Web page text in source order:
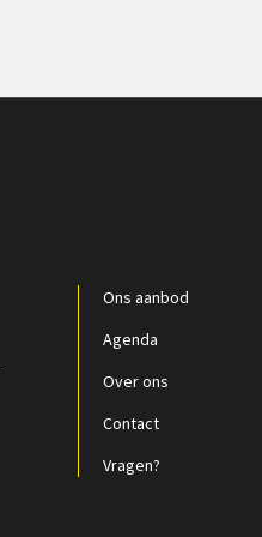
Ons aanbod
Agenda
Over ons
Contact
Vragen?